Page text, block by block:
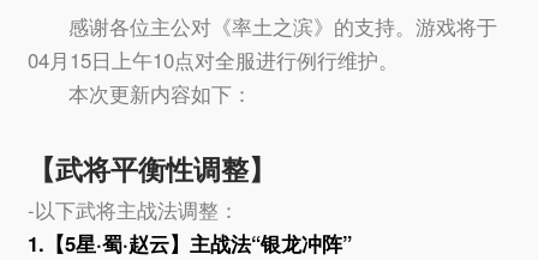
感谢各位主公对《率土之滨》的支持。游戏将于
04月15日上午10点对全服进行例行维护。
本次更新内容如下：
【武将平衡性调整】
-以下武将主战法调整：
1.【5星·蜀·赵云】主战法“银龙冲阵”